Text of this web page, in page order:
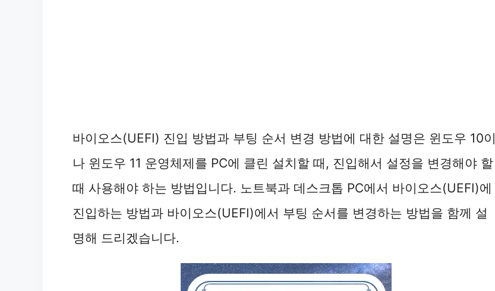
바이오스(UEFI) 진입 방법과 부팅 순서 변경 방법에 대한 설명은 윈도우 10이
나 윈도우 11 운영체제를 PC에 클린 설치할 때, 진입해서 설정을 변경해야 할
때 사용해야 하는 방법입니다. 노트북과 데스크톱 PC에서 바이오스(UEFI)에
진입하는 방법과 바이오스(UEFI)에서 부팅 순서를 변경하는 방법을 함께 설
명해 드리겠습니다.